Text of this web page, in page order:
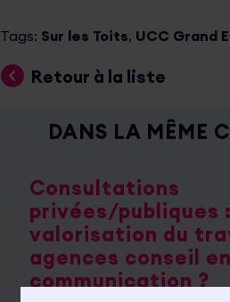
Tags: Sur les Toits, UCC Grand
Retour à la liste
DANS LA MÊME
Consultations
privées/publiques
valorisation du
agences conseil en
communication ?